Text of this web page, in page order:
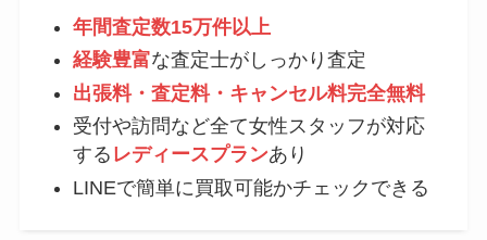
年間査定数15万件以上
経験豊富な査定士がしっかり査定
出張料・査定料・キャンセル料完全無料
受付や訪問など全て女性スタッフが対応
する レディースプランあり
LINEで簡単に買取可能かチェックできる